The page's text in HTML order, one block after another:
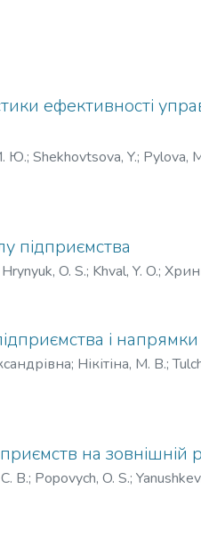
ефективності
Ю.; Shekhovtsova, Y.; Pylova,
підприємства
Hrynyuk, O. S.; Khval, Y. O.;
і
; Нікітіна, М. В.;
на зовнішній
В.; Popovych, O. S.;